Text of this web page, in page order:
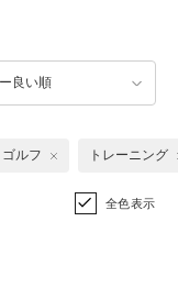
良い順
ゴルフ トレーニング
全色表示